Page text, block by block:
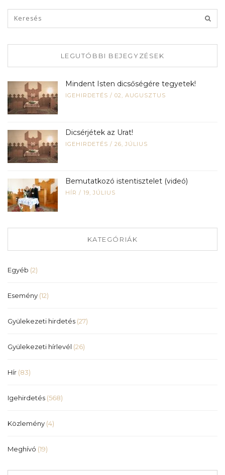
LEGUTÓBBI BEJEGYZÉSEK
Mindent Isten dicsőségére tegyetek!
IGEHIRDETÉS / 02, AUGUSZTUS
Dicsérjétek az Urat!
IGEHIRDETÉS / 26, JÚLIUS
Bemutatkozó istentisztelet (videó)
HÍR / 19, JÚLIUS
KATEGÓRIÁK
Egyéb (2)
Esemény (12)
Gyülekezeti hirdetés (27)
Gyülekezeti hírlevél (26)
Hír (83)
Igehirdetés (568)
Közlemény (4)
Meghívó (19)